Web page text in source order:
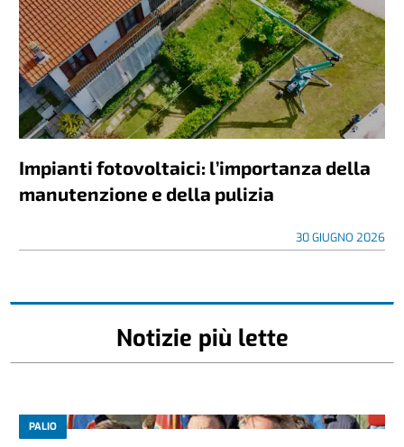
Impianti fotovoltaici: l’importanza della
manutenzione e della pulizia
30 GIUGNO 2026
Notizie più lette
PALIO